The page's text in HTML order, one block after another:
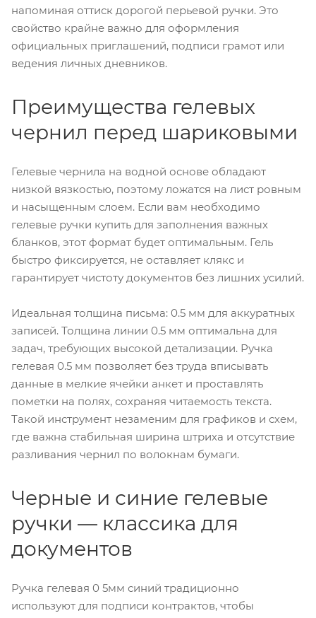
напоминая оттиск дорогой перьевой ручки. Это
свойство крайне важно для оформления
официальных приглашений, подписи грамот или
ведения личных дневников.
Преимущества гелевых
чернил перед шариковыми
Гелевые чернила на водной основе обладают
низкой вязкостью, поэтому ложатся на лист ровным
и насыщенным слоем. Если вам необходимо
гелевые ручки купить для заполнения важных
бланков, этот формат будет оптимальным. Гель
быстро фиксируется, не оставляет клякс и
гарантирует чистоту документов без лишних усилий.
Идеальная толщина письма: 0.5 мм для аккуратных
записей. Толщина линии 0.5 мм оптимальна для
задач, требующих высокой детализации. Ручка
гелевая 0.5 мм позволяет без труда вписывать
данные в мелкие ячейки анкет и проставлять
пометки на полях, сохраняя читаемость текста.
Такой инструмент незаменим для графиков и схем,
где важна стабильная ширина штриха и отсутствие
разливания чернил по волокнам бумаги.
Черные и синие гелевые
ручки — классика для
документов
Ручка гелевая 0 5мм синий традиционно
используют для подписи контрактов, чтобы